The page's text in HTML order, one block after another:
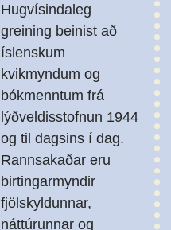
Hugvísindaleg
greining beinist að
íslenskum
kvikmyndum og
bókmenntum frá
lýðveldisstofnun 1944
og til dagsins í dag.
Rannsakaðar eru
birtingarmyndir
fjölskyldunnar,
náttúrunnar og